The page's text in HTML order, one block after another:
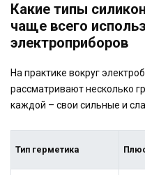
Какие типы
чаще всего
электроприборов
На практике вокруг
рассматривают несколько
каждой – свои сильные и
Тип герметика